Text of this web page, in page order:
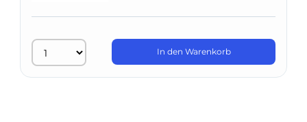
In den Warenkorb